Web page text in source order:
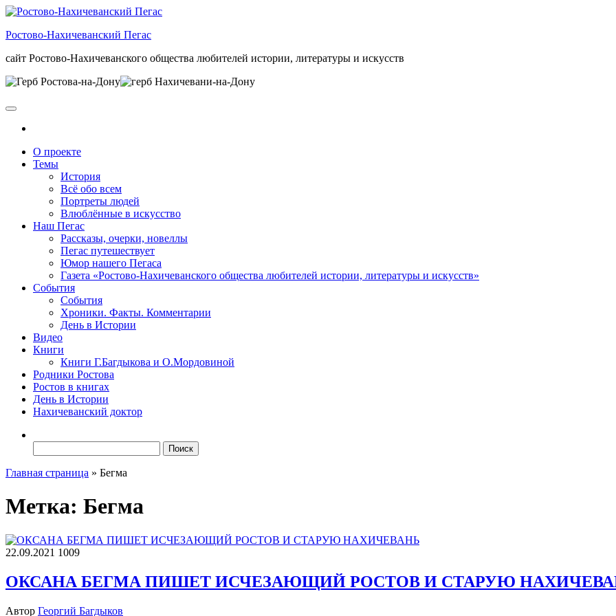
Skip
the
Ростово-Нахичеванский Пегас
сайт Ростово-Нахичеванского общества любителей истории, литературы и искусств
О проекте
Темы
История
Всё обо всем
Портреты людей
Влюблённые в искусство
Наш Пегас
Рассказы, очерки, новеллы
Пегас путешествует
Юмор нашего Пегаса
Газета «Ростово-Нахичеванского общества любителей истории, литературы и искусств»
События
События
Хроники. Факты. Комментарии
День в Истории
Видео
Книги
Книги Г.Багдыкова и О.Мордовиной
Родники Ростова
Ростов в книгах
День в Истории
Нахичеванский доктор
Главная страница » Бегма
Метка: Бегма
22.09.2021 1009
ОКСАНА БЕГМА ПИШЕТ ИСЧЕЗАЮЩИЙ РОСТОВ И СТАРУЮ
Автор Георгий Багдыков